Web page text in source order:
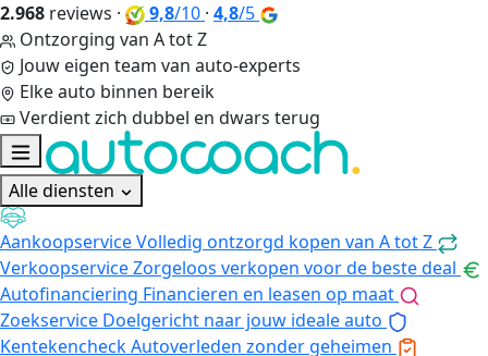
2.968 reviews · 9,8/10 · 4,8/5
Ontzorging van A tot Z
Jouw eigen team van auto-experts
Elke auto binnen bereik
Verdient zich dubbel en dwars terug
Alle diensten
AankoopserviceVolledig ontzorgd kopen van A tot Z
VerkoopserviceZorgeloos verkopen voor de beste deal
Autofinanciering Financieren en leasen op maat
Zoekservice Doelgericht naar jouw ideale auto
KentekencheckAutoverleden zonder geheimen